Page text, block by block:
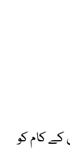
کے کام کو